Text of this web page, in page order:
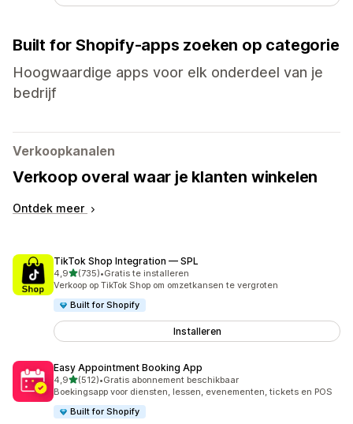
Built for Shopify-apps zoeken op categorie
Hoogwaardige apps voor elk onderdeel van je
bedrijf
Verkoopkanalen
Verkoop overal waar je klanten winkelen
Ontdek meer
TikTok Shop Integration — SPL
4,9van 5 sterren
(735)
735 recensies in totaal
•Gratis te installeren
Verkoop op TikTok Shop om omzetkansen te vergroten
Built for Shopify
Installeren
Easy Appointment Booking App
4,9van 5 sterren
(512)
512 recensies in totaal
•Gratis abonnement beschikbaar
Boekingsapp voor diensten, lessen, evenementen, tickets en POS
Built for Shopify